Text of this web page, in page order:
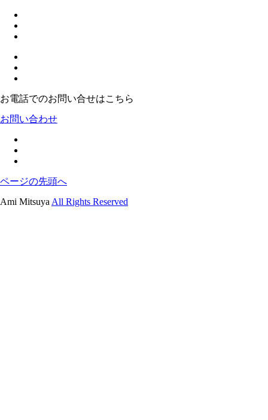
お電話でのお問い合せはこちら
お問い合わせ
ページの先頭へ
Ami Mitsuya All Rights Reserved